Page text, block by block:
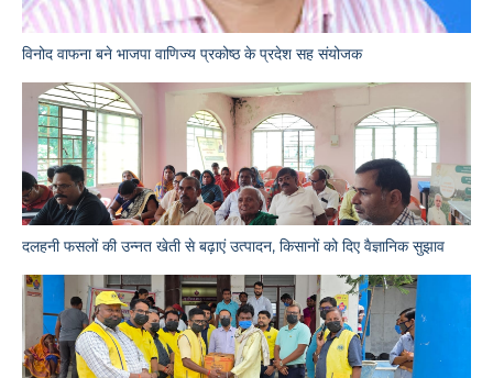
विनोद वाफना बने भाजपा वाणिज्य प्रकोष्ठ के प्रदेश सह संयोजक
दलहनी फसलों की उन्नत खेती से बढ़ाएं उत्पादन, किसानों को दिए वैज्ञानिक सुझाव